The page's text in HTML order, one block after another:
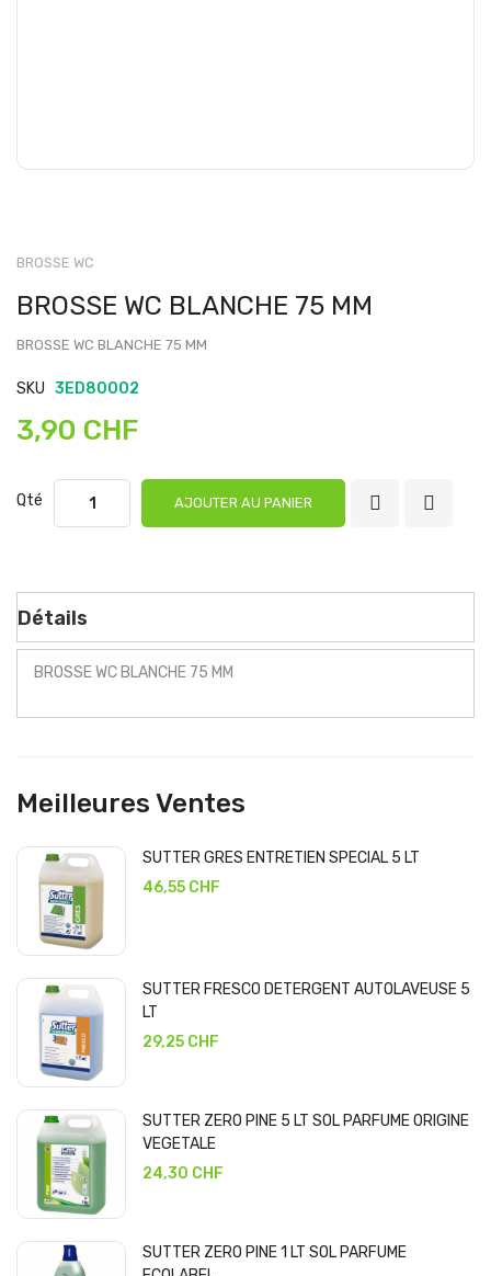
BROSSE WC
BROSSE WC BLANCHE 75 MM
BROSSE WC BLANCHE 75 MM
SKU 3ED80002
3,90 CHF
Qté AJOUTER AU PANIER
Détails
BROSSE WC BLANCHE 75 MM
Meilleures Ventes
SUTTER GRES ENTRETIEN SPECIAL 5 LT
46,55 CHF
SUTTER FRESCO DETERGENT AUTOLAVEUSE 5
LT
29,25 CHF
SUTTER ZERO PINE 5 LT SOL PARFUME ORIGINE
VEGETALE
24,30 CHF
SUTTER ZERO PINE 1 LT SOL PARFUME